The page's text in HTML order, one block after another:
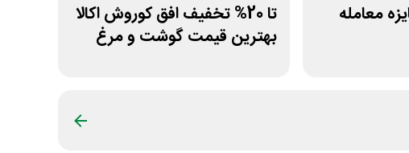
معامله
تا 20% تخفیف افق کوروش اکالا
بهترین قیمت گوشت و مرغ